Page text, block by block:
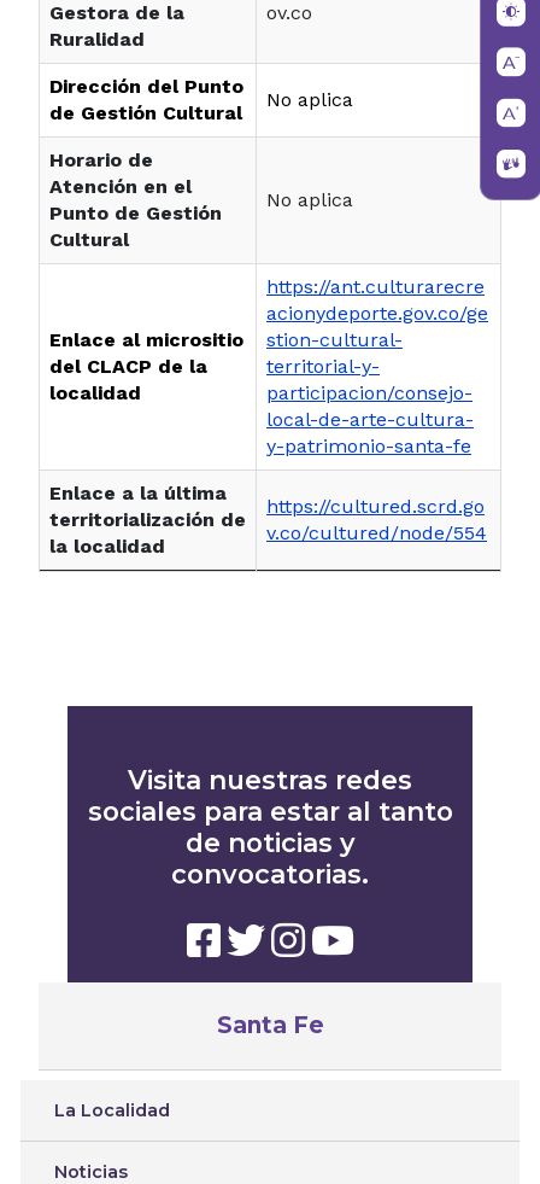
Santa Fe
La Localidad
Noticias
Gestora de la
Ruralidad
ov.co
Dirección del Punto
de Gestión Cultural
No aplica
Horario de
Atención en el
Punto de Gestión
Cultural
No aplica
Enlace al micrositio
del CLACP de la
localidad
https://ant.culturarecre
acionydeporte.gov.co/ge
stion-cultural-
territorial-y-
participacion/consejo-
local-de-arte-cultura-
y-patrimonio-santa-fe
Enlace a la última
territorialización de
la localidad
https://cultured.scrd.go
v.co/cultured/node/554
Visita nuestras redes
sociales para estar al tanto
de noticias y
convocatorias.